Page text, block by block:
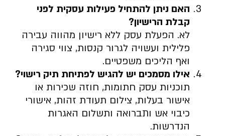
האם ניתן להתחיל פעילות עסקית לפני
קבלת הרישיון?
לא. הפעלת עסק ללא רישיון מהווה עבירה
פלילית ועשויה לגרור קנסות, צווי סגירה
ואף הליכים משפטיים.
אילו מסמכים יש להגיש לפתיחת תיק רישוי?
תוכניות עסק חתומות, חוזה שכירות או
אישור בעלות, צילום תעודת זהות, אישורי
כיבוי אש ותברואה ותשלום האגרות
הנדרשות.